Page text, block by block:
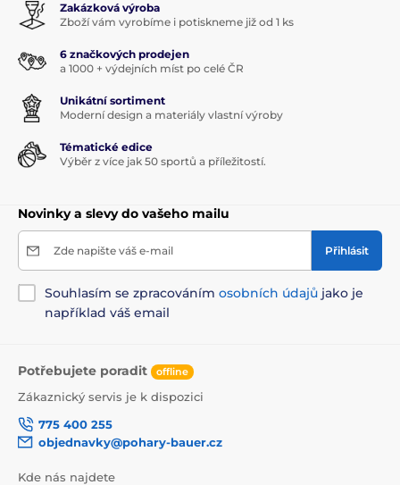
Zakázková výroba
Zboží vám vyrobíme i potiskneme již od 1 ks
6 značkových prodejen
a 1000 + výdejních míst po celé ČR
Unikátní sortiment
Moderní design a materiály vlastní výroby
Tématické edice
Výběr z více jak 50 sportů a příležitostí.
Novinky a slevy do vašeho mailu
Zde napište váš e-mail Přihlásit
Souhlasím se zpracováním osobních údajů jako je
například váš email
Potřebujete poradit offline
Zákaznický servis je k dispozici
775 400 255
objednavky@pohary-bauer.cz
Kde nás najdete